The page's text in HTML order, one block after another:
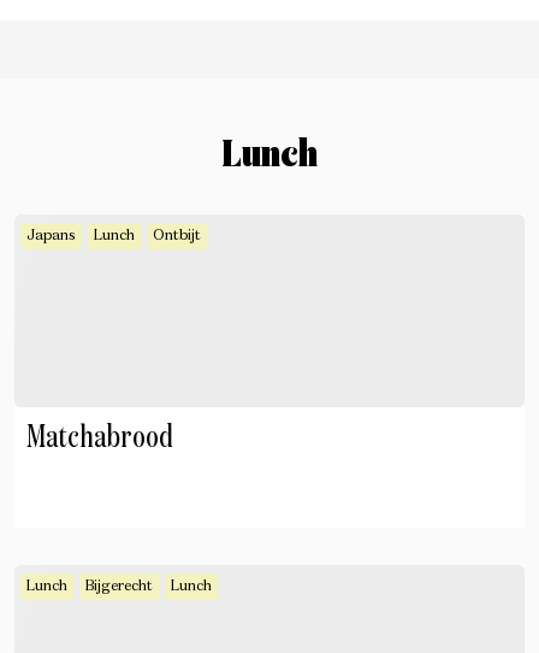
Lunch
Japans Lunch Ontbijt
Matchabrood
Lunch Bijgerecht Lunch